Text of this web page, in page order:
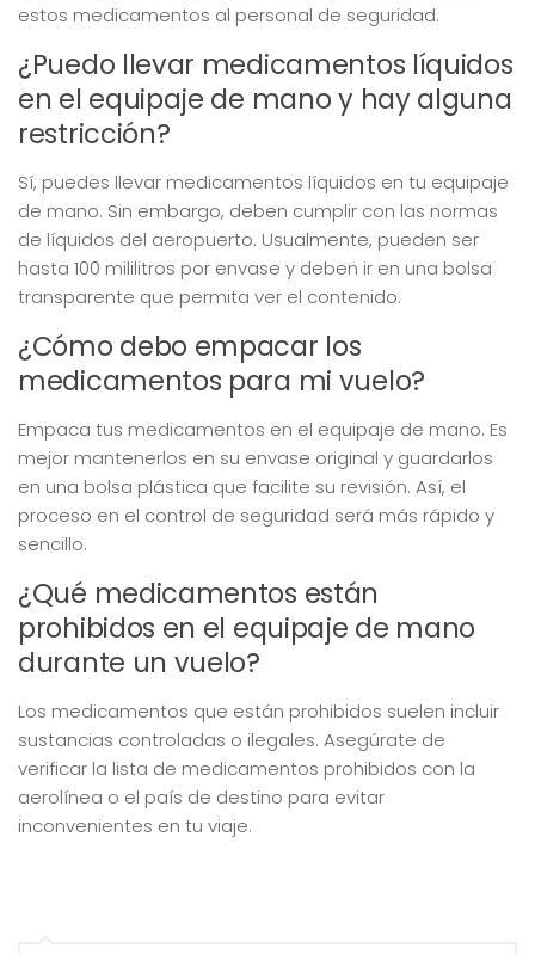
estos medicamentos al personal de seguridad.
¿Puedo llevar medicamentos líquidos
en el equipaje de mano y hay alguna
restricción?
Sí, puedes llevar medicamentos líquidos en tu equipaje
de mano. Sin embargo, deben cumplir con las normas
de líquidos del aeropuerto. Usualmente, pueden ser
hasta 100 mililitros por envase y deben ir en una bolsa
transparente que permita ver el contenido.
¿Cómo debo empacar los
medicamentos para mi vuelo?
Empaca tus medicamentos en el equipaje de mano. Es
mejor mantenerlos en su envase original y guardarlos
en una bolsa plástica que facilite su revisión. Así, el
proceso en el control de seguridad será más rápido y
sencillo.
¿Qué medicamentos están
prohibidos en el equipaje de mano
durante un vuelo?
Los medicamentos que están prohibidos suelen incluir
sustancias controladas o ilegales. Asegúrate de
verificar la lista de medicamentos prohibidos con la
aerolínea o el país de destino para evitar
inconvenientes en tu viaje.